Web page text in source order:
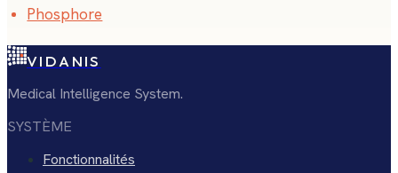
Phosphore
VIDANIS
Medical Intelligence System.
SYSTÈME
Fonctionnalités